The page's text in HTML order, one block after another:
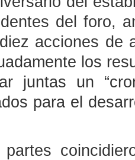
del foro,
acciones de
los
juntas un
para el
partes